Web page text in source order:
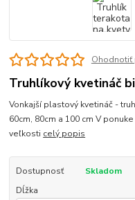
Ohodnotiť
Truhlíkový kvetináč
Vonkajší plastový kvetináč -
60cm, 80cm a 100 cm V
veľkosti celý popis
Dostupnosť
Skladom
Dĺžka